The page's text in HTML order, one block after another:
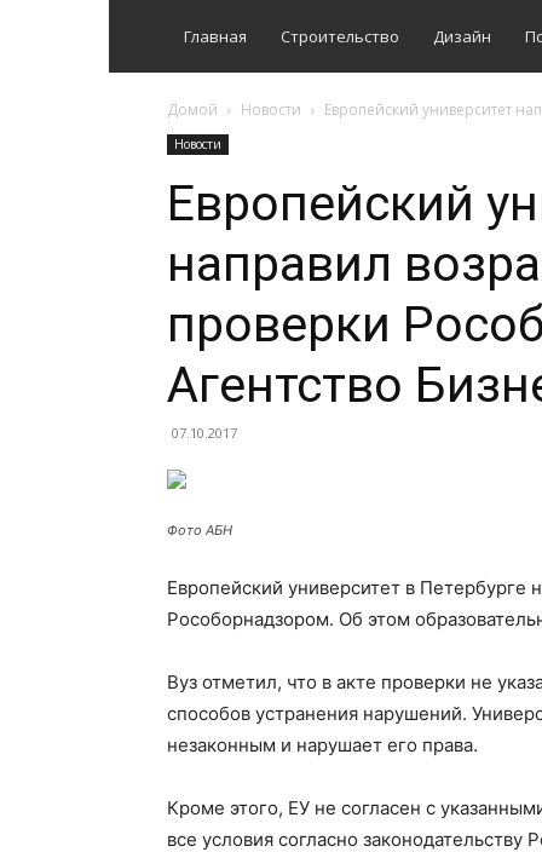
Главная Строительство Дизайн
Домой Новости Европейский университет
Новости
Европейский
направил
проверки
Агентство
07.10.2017
Фото АБН
Европейский университет в Петербурге
Рособорнадзором. Об этом
Вуз отметил, что в акте проверки не
способов устранения нарушений.
незаконным и нарушает его права.
Кроме этого, ЕУ не согласен с
все условия согласно законодательству